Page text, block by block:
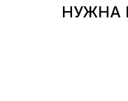
НУЖНА